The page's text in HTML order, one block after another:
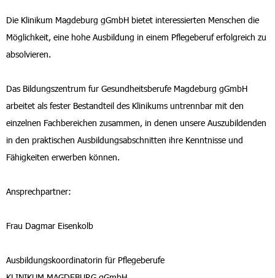
Die Klinikum Magdeburg gGmbH bietet interessierten Menschen die
Möglichkeit, eine hohe Ausbildung in einem Pflegeberuf erfolgreich zu
absolvieren.
Das Bildungszentrum fur Gesundheitsberufe Magdeburg gGmbH
arbeitet als fester Bestandteil des Klinikums untrennbar mit den
einzelnen Fachbereichen zusammen, in denen unsere Auszubildenden
in den praktischen Ausbildungsabschnitten ihre Kenntnisse und
Fähigkeiten erwerben können.
Ansprechpartner:
Frau Dagmar Eisenkolb
Ausbildungskoordinatorin für Pflegeberufe